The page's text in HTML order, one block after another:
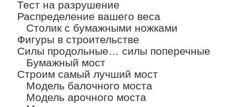
Тест на разрушение
Распределение вашего веса
Столик с бумажными ножками
Фигуры в строительстве
Силы продольные… силы поперечные
Бумажный мост
Строим самый лучший мост
Модель балочного моста
Модель арочного моста